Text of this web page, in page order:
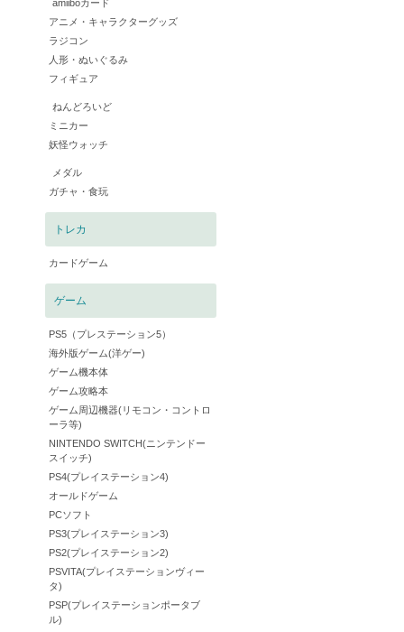
amiiboカード
アニメ・キャラクターグッズ
ラジコン
人形・ぬいぐるみ
フィギュア
ねんどろいど
ミニカー
妖怪ウォッチ
メダル
ガチャ・食玩
トレカ
カードゲーム
ゲーム
PS5（プレステーション5）
海外版ゲーム(洋ゲー)
ゲーム機本体
ゲーム攻略本
ゲーム周辺機器(リモコン・コントロ
ーラ等)
NINTENDO SWITCH(ニンテンドー
スイッチ)
PS4(プレイステーション4)
オールドゲーム
PCソフト
PS3(プレイステーション3)
PS2(プレイステーション2)
PSVITA(プレイステーションヴィー
タ)
PSP(プレイステーションポータブ
ル)